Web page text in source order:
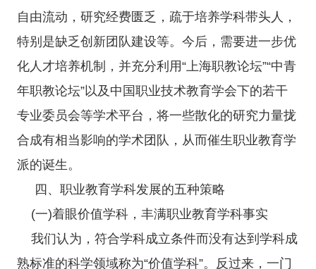
自由流动，研究经费匮乏，疏于培养学科带头人，
特别是缺乏创新团队建设等。今后，需要进一步优
化人才培养机制，并充分利用“上海职教论坛”“中青
年职教论坛”以及中国职业技术教育学会下的若干
专业委员会等学术平台，将一些散化的研究力量拢
合成有相当影响的学术团队，从而催生职业教育学
派的诞生。
四、职业教育学科发展的五种策略
(一)着眼价值学科，丰满职业教育学科事实
我们认为，符合学科成立条件而没有达到学科成
熟标准的科学领域称为“价值学科”。反过来，一门